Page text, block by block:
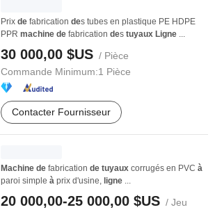
Prix de fabrication des tubes en plastique PE HDPE
PPR machine de fabrication des tuyaux Ligne ...
30 000,00 $US / Pièce
Commande Minimum:1 Pièce
Contacter Fournisseur
Machine de fabrication de tuyaux corrugés en PVC à
paroi simple à prix d'usine, ligne ...
20 000,00-25 000,00 $US / Jeu